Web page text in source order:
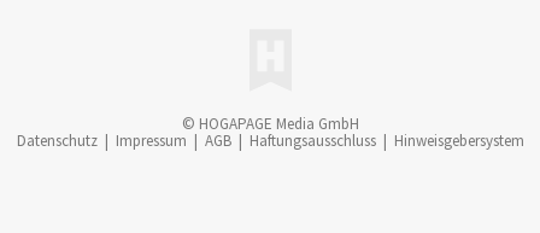
© HOGAPAGE Media GmbH
Datenschutz | Impressum | AGB | Haftungsausschluss | Hinweisgebersystem